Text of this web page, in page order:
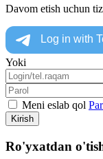
Davom etish uchun
Yoki
Meni eslab qol
Kirish
Ro'yxatdan